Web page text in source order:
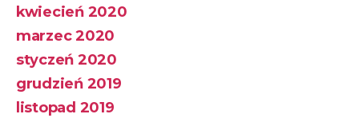
kwiecień 2020
marzec 2020
styczeń 2020
grudzień 2019
listopad 2019